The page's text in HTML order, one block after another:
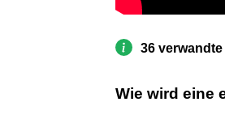
36
Wie wird eine